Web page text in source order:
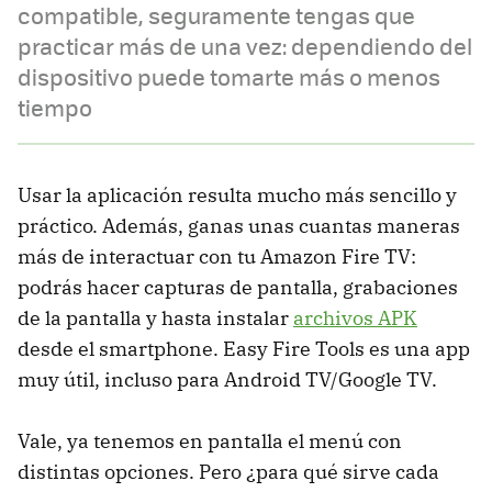
compatible, seguramente tengas que
practicar más de una vez: dependiendo del
dispositivo puede tomarte más o menos
tiempo
Usar la aplicación resulta mucho más sencillo y
práctico. Además, ganas unas cuantas maneras
más de interactuar con tu Amazon Fire TV:
podrás hacer capturas de pantalla, grabaciones
de la pantalla y hasta instalar archivos APK
desde el smartphone. Easy Fire Tools es una app
muy útil, incluso para Android TV/Google TV.
Vale, ya tenemos en pantalla el menú con
distintas opciones. Pero ¿para qué sirve cada